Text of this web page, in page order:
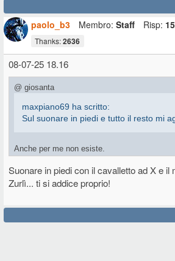
paolo_b3
Membro: Staff Risp:
Thanks:2636
08-07-25 18.16
@ giosanta
maxpiano69 ha scritto:
Sul suonare in piedi e tutto il resto mi
Anche per me non esiste.
Suonare in piedi con il cavalletto ad X e il
Zurlì... ti si addice proprio!